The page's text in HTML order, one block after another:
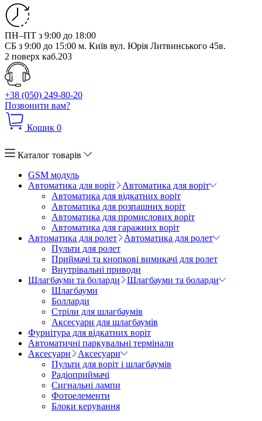
ПН–ПТ з 9:00 до 18:00
СБ з 9:00 до 15:00 м. Київ вул. Юрія Литвинського 45в.
2 поверх каб.203
+38 (050) 249-80-20
Позвонити вам?
Кошик 0
Каталог товарів
GSM модуль
Автоматика для воріт
Автоматика для воріт
Автоматика для відкатних воріт
Автоматика для розпашних воріт
Автоматика для промислових воріт
Автоматика для гаражних воріт
Автоматика для ролет
Автоматика для ролет
Пульти для ролет
Приймачі та кнопкові вимикачі для ролет
Внутрівальні приводи
Шлагбауми та боларди
Шлагбауми та боларди
Шлагбауми
Болларди
Стріли для шлагбаумів
Аксесуари для шлагбаумів
Фурнітура для відкатних воріт
Автоматичні паркувальні термінали
Аксесуари
Аксесуари
Пульти для воріт і шлагбаумів
Радіоприймачі
Сигнальні лампи
Фотоелементи
Блоки керування